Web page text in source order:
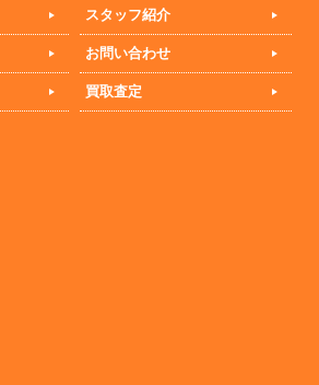
スタッフ紹介
お問い合わせ
買取査定